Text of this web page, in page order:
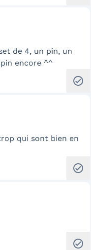
de 4, un pin, un
encore ^^
check_circle
qui sont bien en
check_circle
check_circle